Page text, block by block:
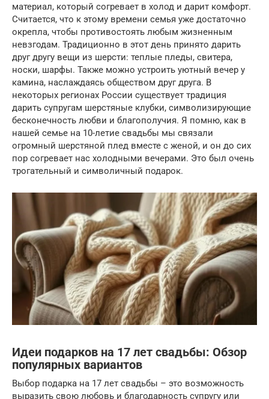
материал, который согревает в холод и дарит комфорт.
Считается, что к этому времени семья уже достаточно
окрепла, чтобы противостоять любым жизненным
невзгодам. Традиционно в этот день принято дарить
друг другу вещи из шерсти: теплые пледы, свитера,
носки, шарфы. Также можно устроить уютный вечер у
камина, наслаждаясь обществом друг друга. В
некоторых регионах России существует традиция
дарить супругам шерстяные клубки, символизирующие
бесконечность любви и благополучия. Я помню, как в
нашей семье на 10-летие свадьбы мы связали
огромный шерстяной плед вместе с женой, и он до сих
пор согревает нас холодными вечерами. Это был очень
трогательный и символичный подарок.
Идеи подарков на 17 лет свадьбы: Обзор
популярных вариантов
Выбор подарка на 17 лет свадьбы – это возможность
выразить свою любовь и благодарность супругу или